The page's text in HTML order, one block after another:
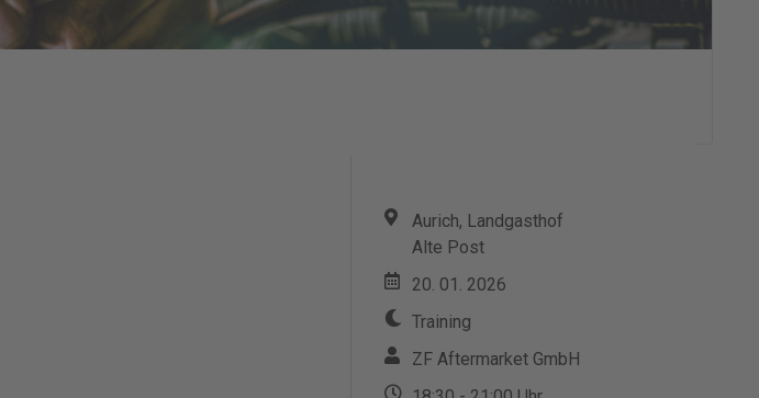
Aurich, Landgasthof
Alte Post
20. 01. 2026
Training
ZF Aftermarket GmbH